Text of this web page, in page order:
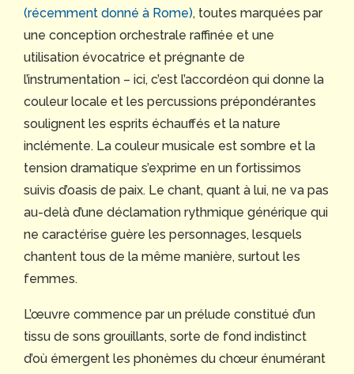
(récemment donné à Rome), toutes marquées par
une conception orchestrale raffinée et une
utilisation évocatrice et prégnante de
l’instrumentation – ici, c’est l’accordéon qui donne la
couleur locale et les percussions prépondérantes
soulignent les esprits échauffés et la nature
inclémente. La couleur musicale est sombre et la
tension dramatique s’exprime en un fortissimos
suivis d’oasis de paix. Le chant, quant à lui, ne va pas
au-delà d’une déclamation rythmique générique qui
ne caractérise guère les personnages, lesquels
chantent tous de la même manière, surtout les
femmes.
L’œuvre commence par un prélude constitué d’un
tissu de sons grouillants, sorte de fond indistinct
d’où émergent les phonèmes du chœur énumérant